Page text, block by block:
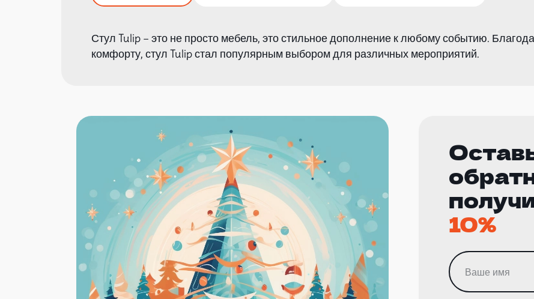
Стул Tulip – это не просто мебель, это стильное дополнение к любому событию.
комфорту, стул Tulip стал популярным выбором для различных мероприятий.
10%